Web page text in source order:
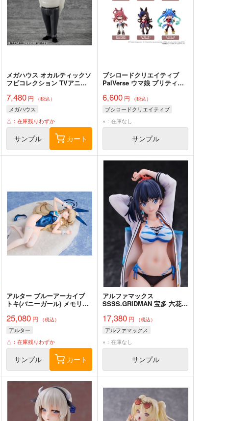
メガハウス オカルティックソ
フビコレクション TVアニメ
妖しく光る！？蓄光Ver. 完成
品
7,480 円 （税込）
メガハウス
△：在庫残りわずか
サンプル カート
ブシロードクリエイティブ
PalVerse ウマ娘 プリティー
6,600 円 （税込）
ブシロードクリエイティブ
×：在庫なし
サンプル
アルター ブルーアーカイブ
トキ(バニーガール) メモリア
25,080 円 （税込）
アルター
△：在庫残りわずか
サンプル カート
アルファマックス
SSSS.GRIDMAN 宝多 六花
17,380 円 （税込）
アルファマックス
×：在庫なし
サンプル